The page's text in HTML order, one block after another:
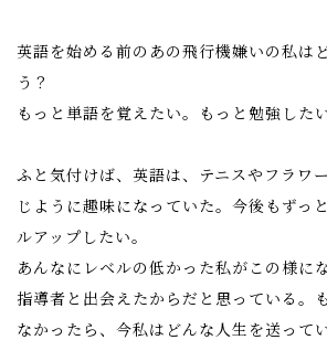
英語を始める前のあの飛行機嫌いの私は
う？
もっと単語を覚えたい。もっと勉強したい
ふと気付けば、英語は、テニスやフラワ
じように趣味になっていた。今後もずっ
ルアップしたい。
あんなにレベルの低かった私がこの様に
指導者と出会えたからだと思っている。
なかったら、今私はどんな人生を送って